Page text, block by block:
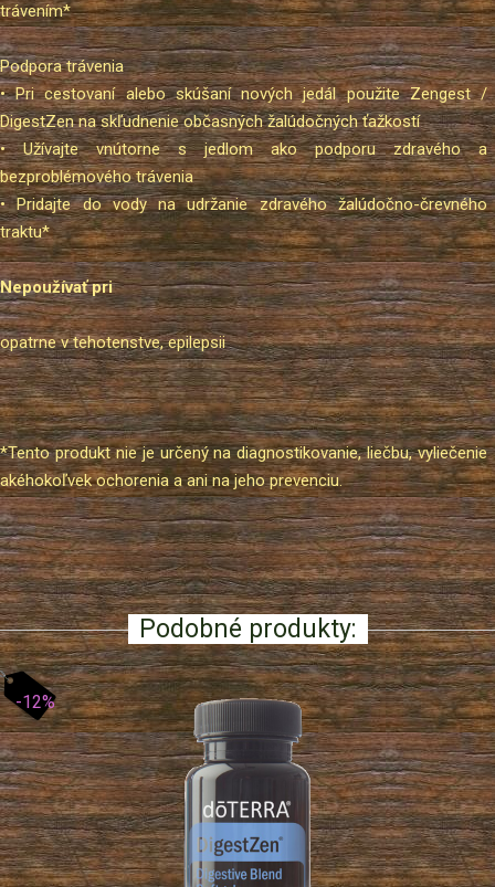
trávením*
Podpora trávenia
• Pri cestovaní alebo skúšaní nových jedál použite Zengest /
DigestZen na skľudnenie občasných žalúdočných ťažkostí
• Užívajte vnútorne s jedlom ako podporu zdravého a
bezproblémového trávenia
• Pridajte do vody na udržanie zdravého žalúdočno-črevného
traktu*
Nepoužívať pri
opatrne v tehotenstve, epilepsii
*Tento produkt nie je určený na diagnostikovanie, liečbu, vyliečenie
akéhokoľvek ochorenia a ani na jeho prevenciu.
Podobné produkty:
-12%